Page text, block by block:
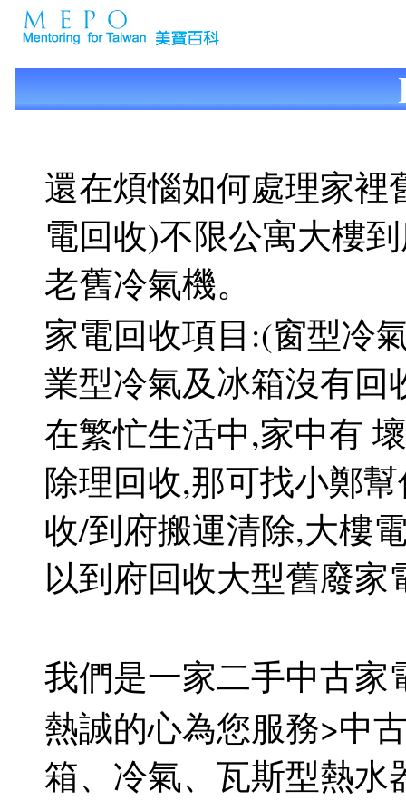
還在煩惱如何處理家
電回收)不限公寓大樓
老舊冷氣機。
家電回收項目:(窗型冷
業型冷氣及冰箱沒有回
在繁忙生活中,家中有
除理回收,那可找小鄭
收/到府搬運清除,大樓
以到府回收大型舊廢家
我們是一家二手中古家
熱誠的心為您服務>中
箱、冷氣、瓦斯型熱水